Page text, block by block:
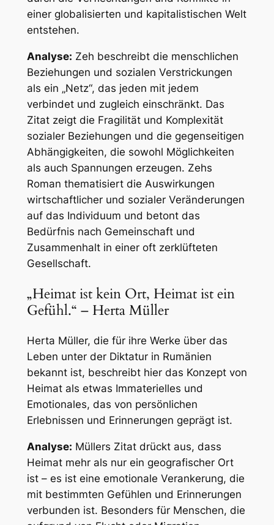
einer globalisierten und kapitalistischen Welt
entstehen.
Analyse: Zeh beschreibt die menschlichen
Beziehungen und sozialen Verstrickungen
als ein „Netz“, das jeden mit jedem
verbindet und zugleich einschränkt. Das
Zitat zeigt die Fragilität und Komplexität
sozialer Beziehungen und die gegenseitigen
Abhängigkeiten, die sowohl Möglichkeiten
als auch Spannungen erzeugen. Zehs
Roman thematisiert die Auswirkungen
wirtschaftlicher und sozialer Veränderungen
auf das Individuum und betont das
Bedürfnis nach Gemeinschaft und
Zusammenhalt in einer oft zerklüfteten
Gesellschaft.
„Heimat ist kein Ort, Heimat ist ein
Gefühl.“ – Herta Müller
Herta Müller, die für ihre Werke über das
Leben unter der Diktatur in Rumänien
bekannt ist, beschreibt hier das Konzept von
Heimat als etwas Immaterielles und
Emotionales, das von persönlichen
Erlebnissen und Erinnerungen geprägt ist.
Analyse: Müllers Zitat drückt aus, dass
Heimat mehr als nur ein geografischer Ort
ist – es ist eine emotionale Verankerung, die
mit bestimmten Gefühlen und Erinnerungen
verbunden ist. Besonders für Menschen, die